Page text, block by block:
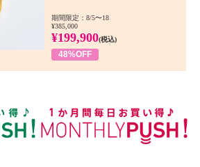
期間限定：8/5〜18
¥385,000
¥199,900(税込)
48%OFF